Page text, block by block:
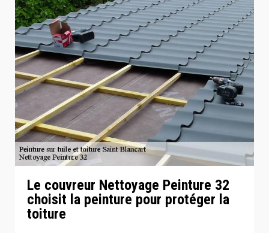
Le couvreur Nettoyage Peinture 32
choisit la peinture pour protéger la
toiture